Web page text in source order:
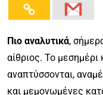
Πιο αναλυτικά,
αίθριος. Το
αναπτύσσονται,
και μεμονωμένες